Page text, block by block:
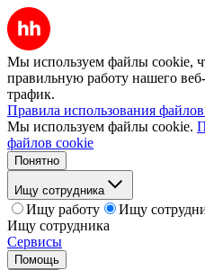
Мы используем файлы cookie,
правильную работу нашего
трафик.
Правила использования
Мы используем файлы cookie.
файлов cookie
Понятно
Ищу сотрудника
Ищу работу
Ищу
Ищу сотрудника
Сервисы
Помощь